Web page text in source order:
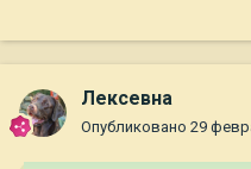
Лексевна
Опубликовано 29